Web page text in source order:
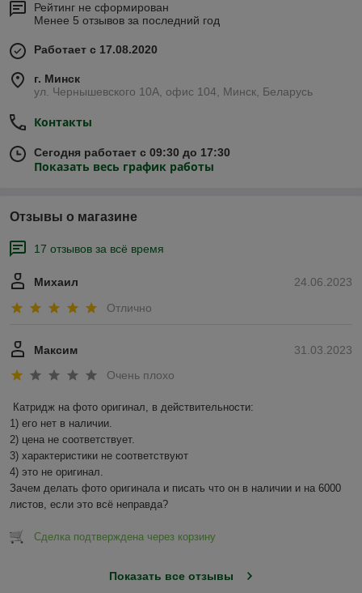
Рейтинг не сформирован
Менее 5 отзывов за последний год
Работает с 17.08.2020
г. Минск
ул. Чернышевского 10А, офис 104, Минск, Беларусь
Контакты
Сегодня работает с 09:30 до 17:30
Показать весь график работы
Отзывы о магазине
17 отзывов за всё время
24.06.2023
Михаил
Отлично
31.03.2023
Максим
Очень плохо
Катридж на фото оригинал, в действительности:
1) его нет в наличии.
2) цена не соответствует.
3) характеристики не соответствуют
4) это не оригинал.
Зачем делать фото оригинала и писать что он в наличии и на 6000
листов, если это всё неправда?
Сделка подтверждена через корзину
Показать все отзывы